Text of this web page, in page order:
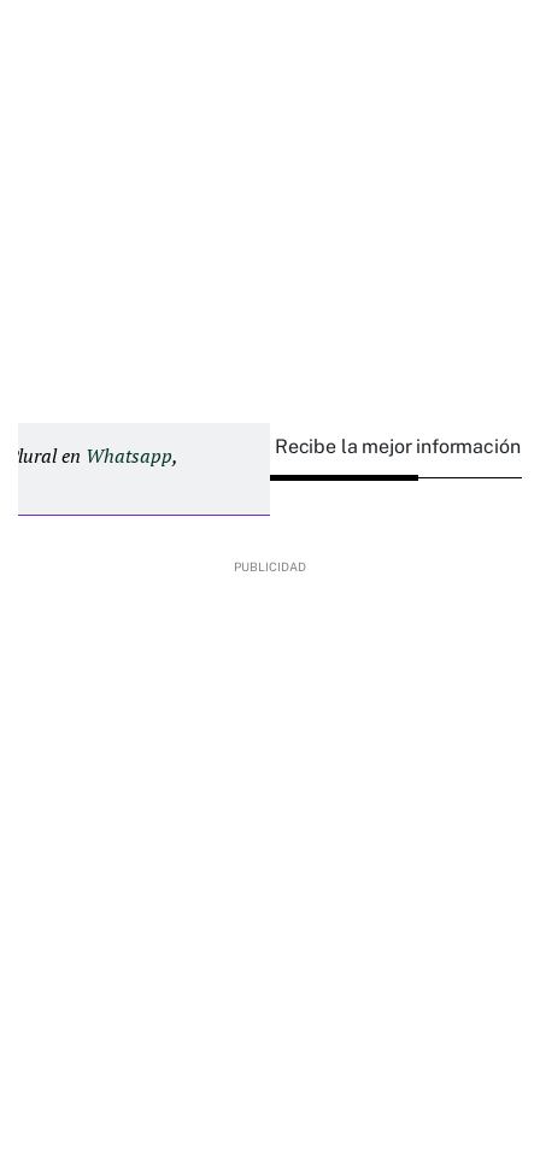
Plural en Whatsapp, Recibe la mejor información